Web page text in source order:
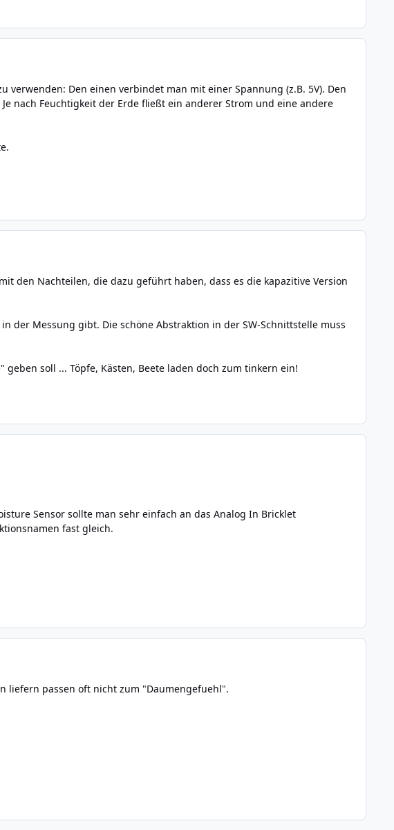
Den einen verbindet man mit einer Spannung (z.B. 5V). Den
nach Feuchtigkeit der Erde fließt ein anderer Strom und eine andere
den Nachteilen, die dazu geführt haben, dass es die kapazitive Version
der Messung gibt. Die schöne Abstraktion in der SW-Schnittstelle muss
soll ... Töpfe, Kästen, Beete laden doch zum tinkern ein!
Sensor sollte man sehr einfach an das Analog In Bricklet
fast gleich.
liefern passen oft nicht zum "Daumengefuehl".